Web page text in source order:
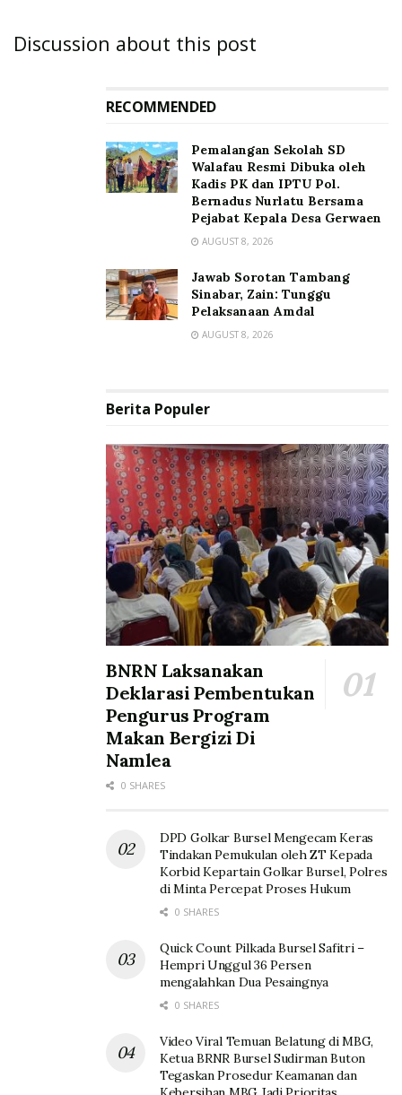
Discussion about this post
RECOMMENDED
Pemalangan Sekolah SD
Walafau Resmi Dibuka oleh
Kadis PK dan IPTU Pol.
Bernadus Nurlatu Bersama
Pejabat Kepala Desa Gerwaen
AUGUST 8, 2026
Jawab Sorotan Tambang
Sinabar, Zain: Tunggu
Pelaksanaan Amdal
AUGUST 8, 2026
Berita Populer
BNRN Laksanakan
Deklarasi Pembentukan
Pengurus Program
Makan Bergizi Di
Namlea
0 SHARES
DPD Golkar Bursel Mengecam Keras
Tindakan Pemukulan oleh ZT Kepada
Korbid Kepartain Golkar Bursel, Polres
di Minta Percepat Proses Hukum
0 SHARES
Quick Count Pilkada Bursel Safitri –
Hempri Unggul 36 Persen
mengalahkan Dua Pesaingnya
0 SHARES
Video Viral Temuan Belatung di MBG,
Ketua BRNR Bursel Sudirman Buton
Tegaskan Prosedur Keamanan dan